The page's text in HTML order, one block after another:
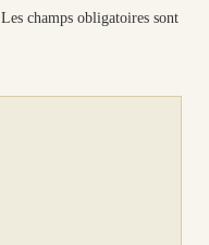
Les champs obligatoires sont